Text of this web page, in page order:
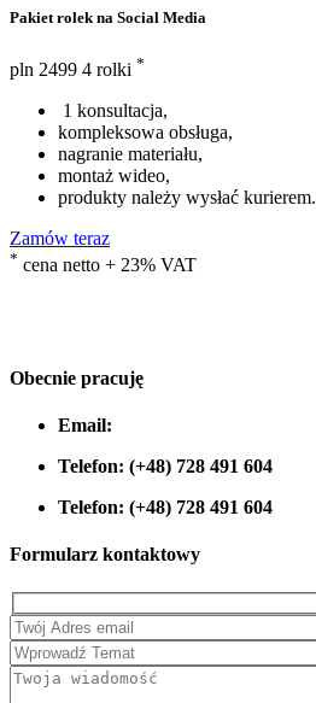
Pakiet rolek na Social Media
pln 2499 4 rolki *
1 konsultacja,
kompleksowa obsługa,
nagranie materiału,
montaż wideo,
produkty należy wysłać kurierem.
Zamów teraz
* cena netto + 23% VAT
Obecnie pracuję
Email:
Telefon: (+48) 728 491 604
Telefon: (+48) 728 491 604
Formularz kontaktowy